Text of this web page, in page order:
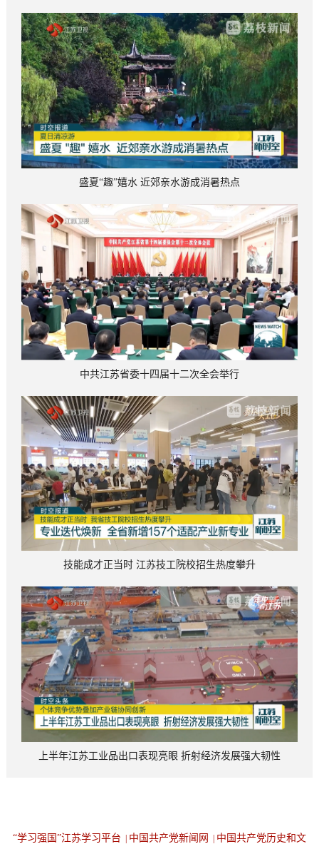
盛夏“趣”嬉水 近郊亲水游成消暑热点
中共江苏省委十四届十二次全会举行
技能成才正当时 江苏技工院校招生热度攀升
上半年江苏工业品出口表现亮眼 折射经济发展强大韧性
“学习强国”江苏学习平台 中国共产党新闻网 中国共产党历史和文